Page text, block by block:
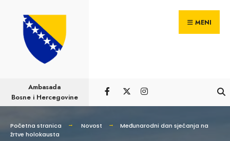
content
MENI
Ambasada
Bosne i Hercegovine
Početna stranica Novost
Međunarodni dan sjećanja na
žrtve holokausta
za: